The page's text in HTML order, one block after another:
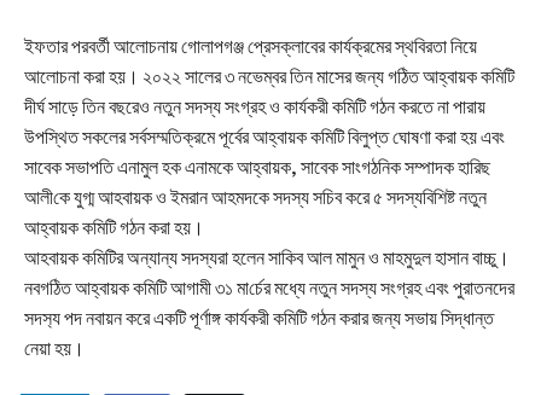
ইফতার পরবর্তী আলোচনায় গোলাপগঞ্জ প্রেসক্লাবের কার্যক্রমের স্থবিরতা নিয়ে
আলোচনা করা হয়। ২০২২ সালের ৩ নভেম্বর তিন মাসের জন্য গঠিত আহ্বায়ক কমিটি
দীর্ঘ সাড়ে তিন বছরেও নতুন সদস্য সংগ্রহ ও কার্যকরী কমিটি গঠন করতে না পারায়
উপস্থিত সকলের সর্বসম্মতিক্রমে পূর্বের আহ্বায়ক কমিটি বিলুপ্ত ঘোষণা করা হয় এবং
সাবেক সভাপতি এনামুল হক এনামকে আহ্বায়ক, সাবেক সাংগঠ‌নিক সম্প‌াদক হা‌রিছ
আলী‌কে যুগ্ম আহবায়ক ও ইমরান আহমদকে সদস্য সচিব করে ৫ সদস্যবিশিষ্ট নতুন
আহ্বায়ক কমিটি গঠন করা হয়।
আহবায়ক কমিটির অন্যান্য সদস্যরা হলেন সাকিব আল মামুন ও মাহমুদুল হাসান বাচ্চু।
নবগঠিত আহ্বায়ক কমিটি আগামী ৩১ মা‌র্চের মধ্যে নতুন সদস্য সংগ্রহ এবং পুরাতনদের
সদস‌্য পদ নবায়ন করে একটি পূর্ণাঙ্গ কার্যকরী কমিটি গঠন করার জন্য সভায় সিদ্ধান্ত
নেয়া হয়।